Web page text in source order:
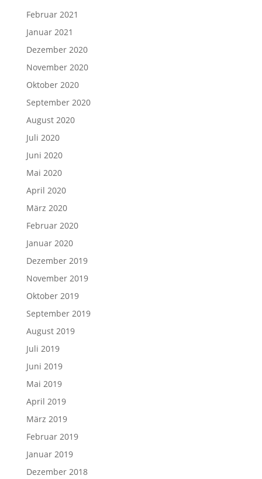
Februar 2021
Januar 2021
Dezember 2020
November 2020
Oktober 2020
September 2020
August 2020
Juli 2020
Juni 2020
Mai 2020
April 2020
März 2020
Februar 2020
Januar 2020
Dezember 2019
November 2019
Oktober 2019
September 2019
August 2019
Juli 2019
Juni 2019
Mai 2019
April 2019
März 2019
Februar 2019
Januar 2019
Dezember 2018